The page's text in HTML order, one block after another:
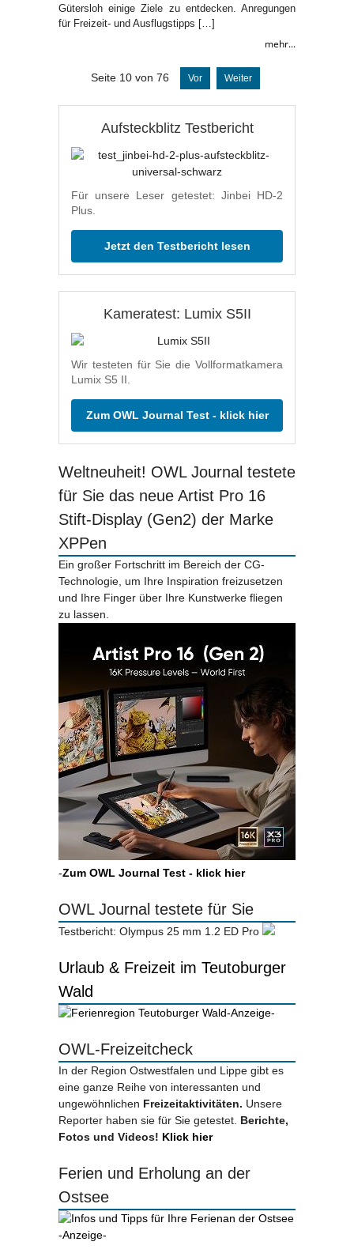
Gütersloh einige Ziele zu entdecken. Anregungen
für Freizeit- und Ausflugstipps […]
mehr...
Seite 10 von 76 Vor Weiter
Aufsteckblitz Testbericht
Für unsere Leser getestet: Jinbei HD-2
Plus.
Jetzt den Testbericht lesen
Kameratest: Lumix S5II
Wir testeten für Sie die Vollformatkamera
Lumix S5 II.
Zum OWL Journal Test - klick hier
Weltneuheit! OWL Journal testete
für Sie das neue Artist Pro 16
Stift-Display (Gen2) der Marke
XPPen
Ein großer Fortschritt im Bereich der CG-
Technologie, um Ihre Inspiration freizusetzen
und Ihre Finger über Ihre Kunstwerke fliegen
zu lassen.
-Zum OWL Journal Test - klick hier
OWL Journal testete für Sie
Testbericht: Olympus 25 mm 1.2 ED Pro
Urlaub & Freizeit im Teutoburger
Wald
-Anzeige-
OWL-Freizeitcheck
In der Region Ostwestfalen und Lippe gibt es
eine ganze Reihe von interessanten und
ungewöhnlichen Freizeitaktivitäten. Unsere
Reporter haben sie für Sie getestet. Berichte,
Fotos und Videos! Klick hier
Ferien und Erholung an der
Ostsee
-Anzeige-